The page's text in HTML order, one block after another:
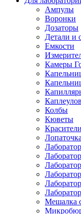
Ампулы
Воронки
Дозаторы
Детали и
Емкости
Камеры
Колбы
Кюветы
Мешалка